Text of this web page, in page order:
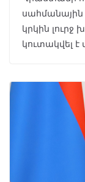
սահմանային
կրկին լուրջ
կուտակվել է